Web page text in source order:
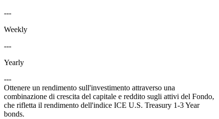
---
Weekly
---
Yearly
---
Ottenere un rendimento sull'investimento attraverso una
combinazione di crescita del capitale e reddito sugli attivi del Fondo,
che rifletta il rendimento dell'indice ICE U.S. Treasury 1-3 Year
bonds.